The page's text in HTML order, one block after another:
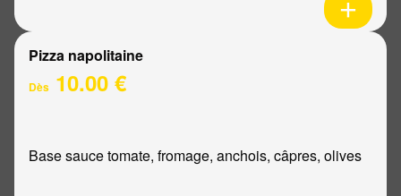
Pizza napolitaine
Dès 10.00 €
Base sauce tomate, fromage, anchois, câpres, olives